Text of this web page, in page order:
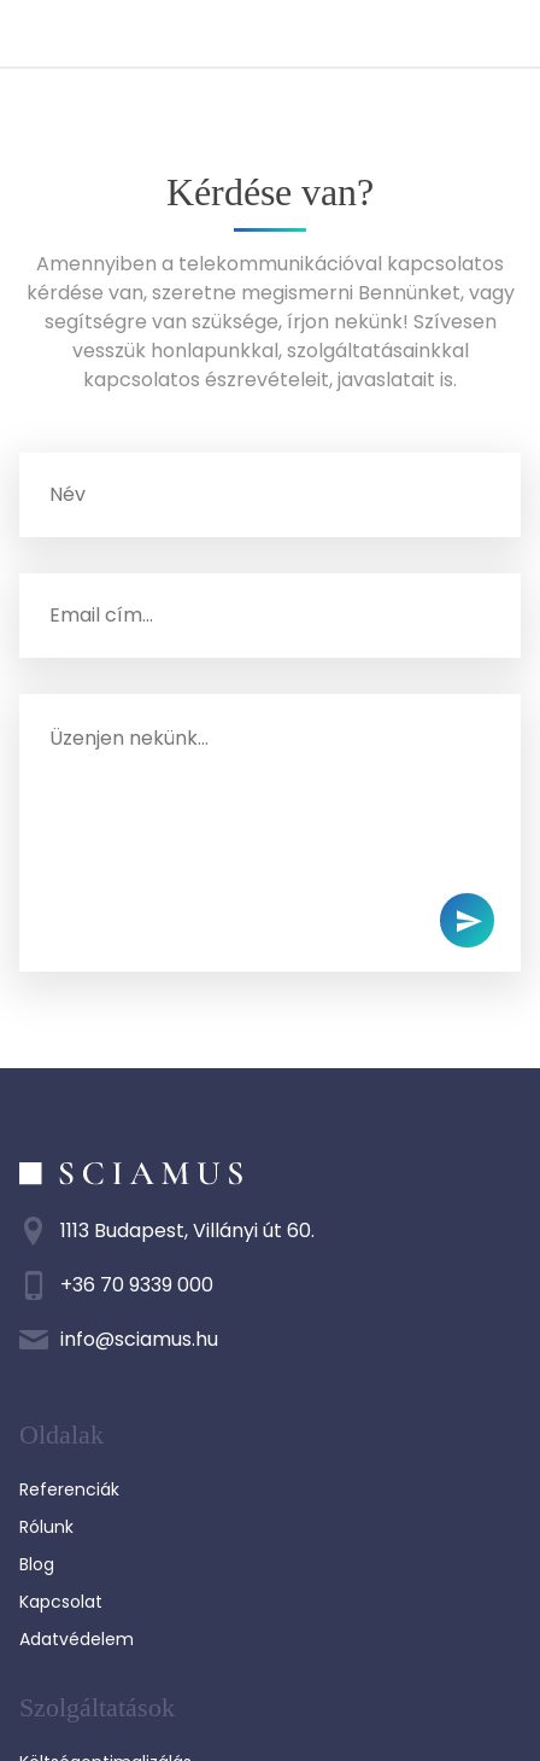
Kérdése van?
Amennyiben a telekommunikációval kapcsolatos
kérdése van, szeretne megismerni Bennünket, vagy
segítségre van szüksége, írjon nekünk! Szívesen
vesszük honlapunkkal, szolgáltatásainkkal
kapcsolatos észrevételeit, javaslatait is.
1113 Budapest, Villányi út 60.
+36 70 9339 000
info@sciamus.hu
Oldalak
Referenciák
Rólunk
Blog
Kapcsolat
Adatvédelem
Szolgáltatások